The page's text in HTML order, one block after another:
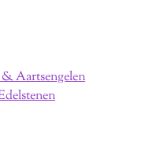
Aartsengelen